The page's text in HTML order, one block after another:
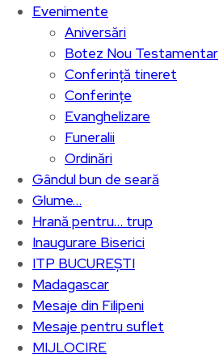
Evenimente
Aniversări
Botez Nou Testamentar
Conferință tineret
Conferințe
Evanghelizare
Funeralii
Ordinări
Gândul bun de seară
Glume…
Hrană pentru… trup
Inaugurare Biserici
ITP BUCUREȘTI
Madagascar
Mesaje din Filipeni
Mesaje pentru suflet
MIJLOCIRE